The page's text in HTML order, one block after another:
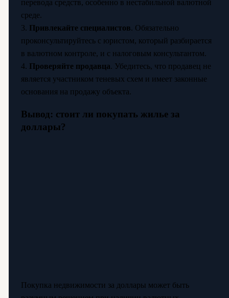
перевода средств, особенно в нестабильной валютной
среде.
3. Привлекайте специалистов. Обязательно
проконсультируйтесь с юристом, который разбирается
в валютном контроле, и с налоговым консультантом.
4. Проверяйте продавца. Убедитесь, что продавец не
является участником теневых схем и имеет законные
основания на продажу объекта.
Вывод: стоит ли покупать жилье за
доллары?
Покупка недвижимости за доллары может быть